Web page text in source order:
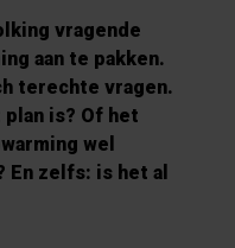
vragende
aan te pakken.
terechte vragen.
is? Of het
wel
En zelfs: is het al